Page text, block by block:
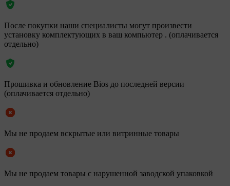
После покупки наши специалисты могут произвести
установку комплектующих в ваш компьютер . (оплачивается
отдельно)
Прошивка и обновление Bios до последней версии
(оплачивается отдельно)
Мы не продаем вскрытые или витринные товары
Мы не продаем товары с нарушенной заводской упаковкой